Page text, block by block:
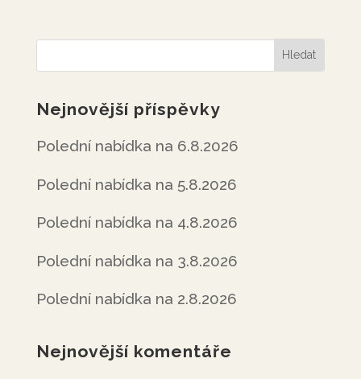
Nejnovější příspěvky
Polední nabídka na 6.8.2026
Polední nabídka na 5.8.2026
Polední nabídka na 4.8.2026
Polední nabídka na 3.8.2026
Polední nabídka na 2.8.2026
Nejnovější komentáře